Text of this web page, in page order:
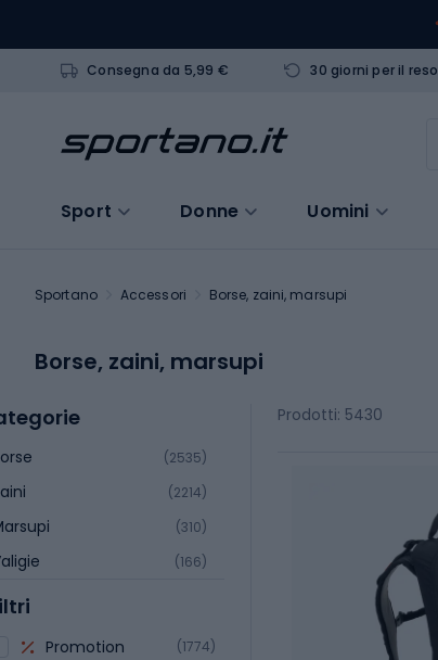
Consegna da 5,99 € 30 giorni per il reso
Sport Donne Uomini
Sportano Accessori Borse, zaini, marsupi
Borse, zaini, marsupi
(2535)
(2214)
(310)
(166)
Promotion (1774)
Prodotti: 5430